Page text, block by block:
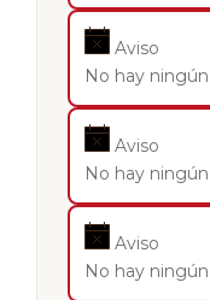
Aviso
No hay
Aviso
No hay
Aviso
No hay